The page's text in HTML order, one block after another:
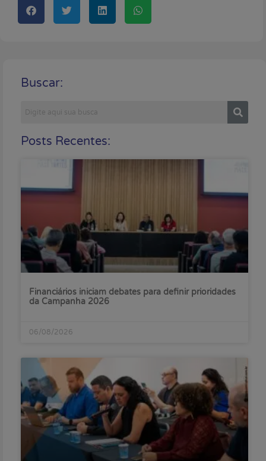
Buscar:
Posts Recentes:
Financiários iniciam debates para definir prioridades
da Campanha 2026
06/08/2026